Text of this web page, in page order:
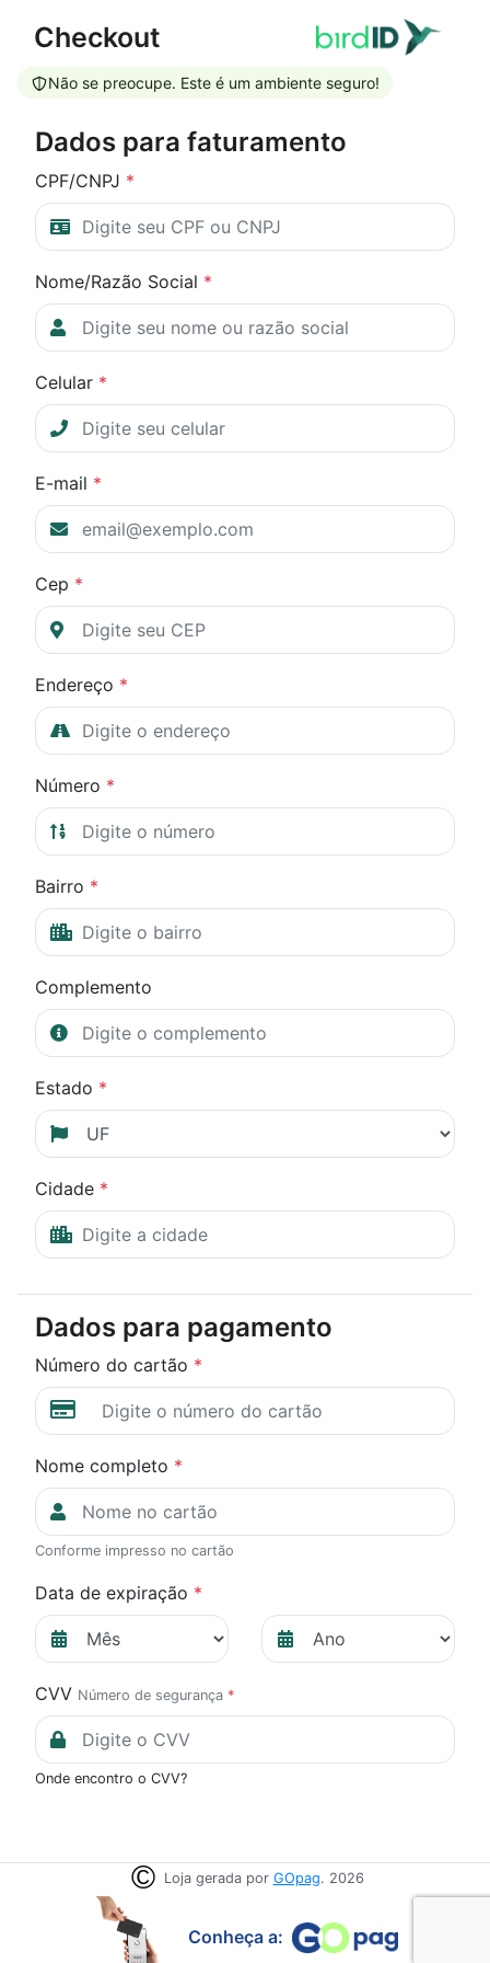
Checkout
Não se preocupe. Este é um ambiente seguro!
Dados para faturamento
CPF/CNPJ *
Nome/Razão Social *
Celular *
E-mail *
Cep *
Endereço *
Número *
Bairro *
Complemento
Estado *
Cidade *
Dados para pagamento
Número do cartão *
Nome completo *
Conforme impresso no cartão
Data de expiração *
CVV Número de segurança *
Onde encontro o CVV?
Loja gerada por GOpag. 2026
Conheça a: